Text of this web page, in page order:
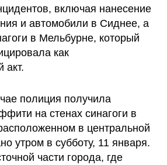
включая нанесение
и автомобили в Сиднее, а
в Мельбурне, который
как
акт.
полиция получила
на стенах синагоги в
в центральной
утром в субботу, 11 января.
части города, где